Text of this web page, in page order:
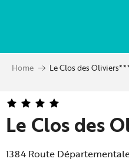
principal
Home Le Clos des
Le Clos des
1384 Route